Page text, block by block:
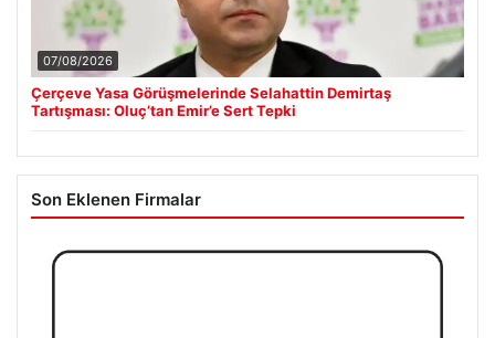
07/08/2026
Çerçeve Yasa Görüşmelerinde Selahattin Demirtaş
Tartışması: Oluç’tan Emir’e Sert Tepki
Son Eklenen Firmalar